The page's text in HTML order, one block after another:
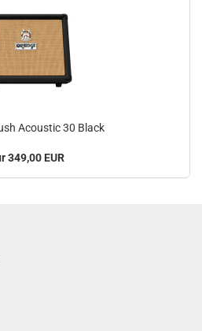
Acoustic 30 Black
349,00 EUR